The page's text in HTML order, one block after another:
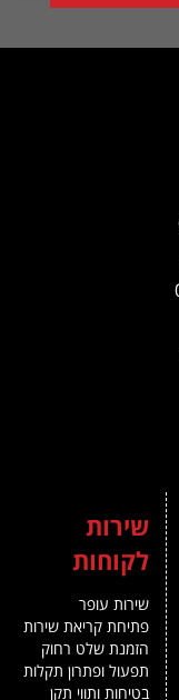
שירות
לקוחות
שירות עופר
פתיחת קריאת שירות
הזמנת שלט רחוק
תפעול ופתרון תקלות
בטיחות ותווי תקן